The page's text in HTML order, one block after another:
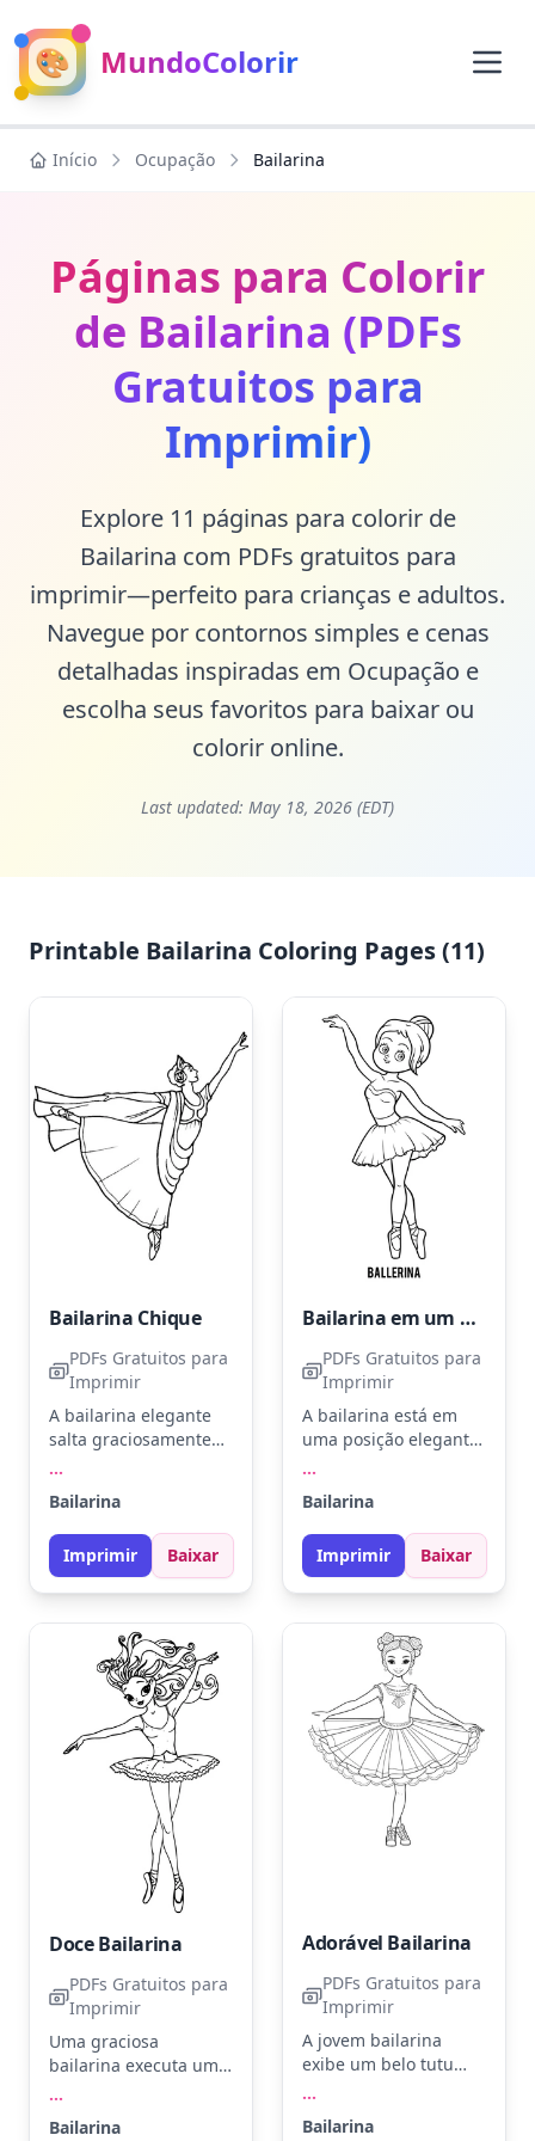
🎨 MundoColorir
Início Ocupação Bailarina
Páginas para Colorir
de Bailarina (PDFs
Gratuitos para
Imprimir)
Explore 11 páginas para colorir de
Bailarina com PDFs gratuitos para
imprimir—perfeito para crianças e adultos.
Navegue por contornos simples e cenas
detalhadas inspiradas em Ocupação e
escolha seus favoritos para baixar ou
colorir online.
Last updated: May 18, 2026 (EDT)
Printable Bailarina Coloring Pages (11)
Bailarina Chique
PDFs Gratuitos para
Imprimir
A bailarina elegante
salta graciosamente
Sua roupa pode
ganhar vida com tons
de azul celeste, rosa
suave e dourado.
lápis de cor metálicos
para acentuar os
detalhes do vestido.
...
Bailarina
Imprimir Baixar
Bailarina em um Balé
PDFs Gratuitos para
Imprimir
A bailarina está em
uma posição elegante,
claro para o tutu, pele
pêssego para o rosto e
azul suave para os
olhos. Experimente
dourados para um
toque especial no
...
Bailarina
Imprimir Baixar
Doce Bailarina
PDFs Gratuitos para
Imprimir
Uma graciosa
bailarina executa um
...
Bailarina
Adorável Bailarina
PDFs Gratuitos para
Imprimir
A jovem bailarina
exibe um belo tutu
apresentação. Use
...
Bailarina